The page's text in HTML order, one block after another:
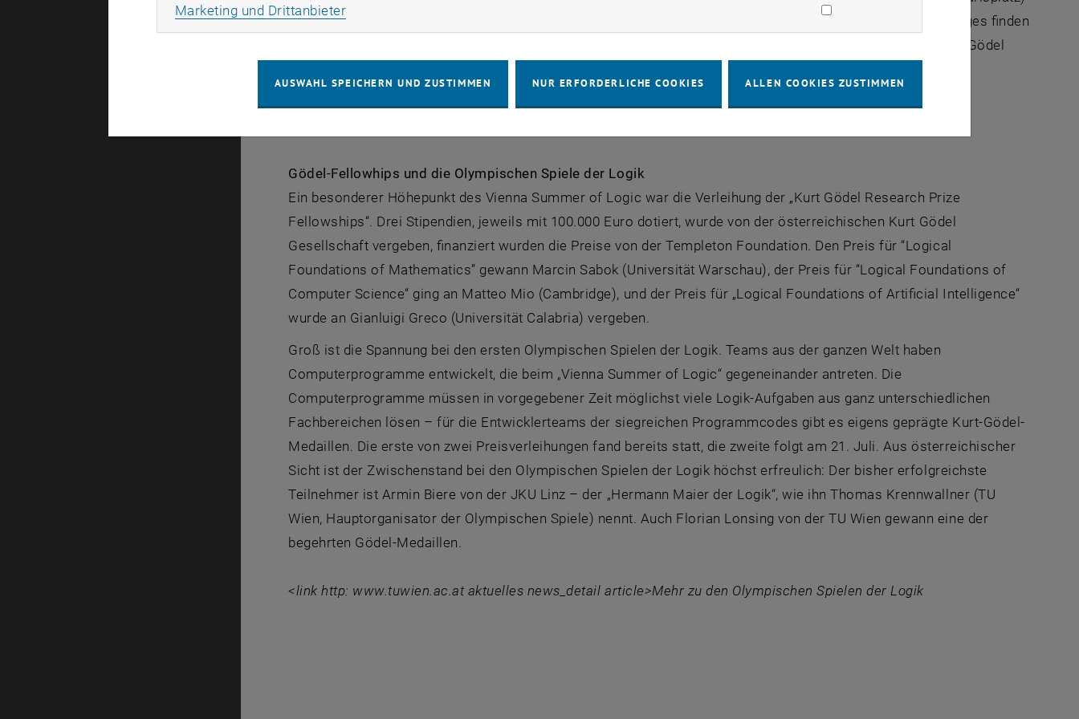
Themen aus dem Bereich der Logik für die interessierte Öffentlichkeit aufbereitet – vier weitere Logic-Lounges finden
noch statt. In der Akademie der Bildenden Künste kann man zwischen 10:00 und 18:00 die Ausstellung "Kurt Gödel
Gödel-Fellowhips und die Olympischen Spiele der Logik
Ein besonderer Höhepunkt des Vienna Summer of Logic war die Verleihung der „Kurt Gödel Research Prize
Fellowships“. Drei Stipendien, jeweils mit 100.000 Euro dotiert, wurde von der österreichischen Kurt Gödel
Gesellschaft vergeben, finanziert wurden die Preise von der Templeton Foundation. Den Preis für “Logical
Foundations of Mathematics” gewann Marcin Sabok (Universität Warschau), der Preis für “Logical Foundations of
Computer Science“ ging an Matteo Mio (Cambridge), und der Preis für „Logical Foundations of Artificial Intelligence“
wurde an Gianluigi Greco (Universität Calabria) vergeben.
Groß ist die Spannung bei den ersten Olympischen Spielen der Logik. Teams aus der ganzen Welt haben
Computerprogramme entwickelt, die beim „Vienna Summer of Logic“ gegeneinander antreten. Die
Computerprogramme müssen in vorgegebener Zeit möglichst viele Logik-Aufgaben aus ganz unterschiedlichen
Fachbereichen lösen – für die Entwicklerteams der siegreichen Programmcodes gibt es eigens geprägte Kurt-Gödel-
Medaillen. Die erste von zwei Preisverleihungen fand bereits statt, die zweite folgt am 21. Juli. Aus österreichischer
Sicht ist der Zwischenstand bei den Olympischen Spielen der Logik höchst erfreulich: Der bisher erfolgreichste
Teilnehmer ist Armin Biere von der JKU Linz – der „Hermann Maier der Logik“, wie ihn Thomas Krennwallner (TU
Wien, Hauptorganisator der Olympischen Spiele) nennt. Auch Florian Lonsing von der TU Wien gewann eine der
begehrten Gödel-Medaillen.
<link http: www.tuwien.ac.at aktuelles news_detail article>Mehr zu den Olympischen Spielen der Logik
Marketing und DrittanbieterMarketing Cookies zulassen
AUSWAHL SPEICHERN UND ZUSTIMMEN NUR ERFORDERLICHE COOKIES ALLEN COOKIES ZUSTIMMEN